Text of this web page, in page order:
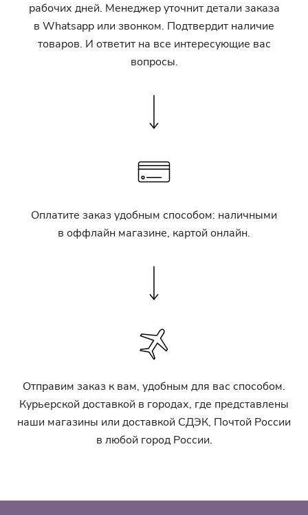
рабочих дней. Менеджер уточнит детали заказа
в Whatsapp или звонком. Подтвердит наличие
товаров. И ответит на все интересующие вас
вопросы.
Оплатите заказ удобным способом: наличными
в оффлайн магазине, картой онлайн.
Отправим заказ к вам, удобным для вас способом.
Курьерской доставкой в городах, где представлены
наши магазины или доставкой СДЭК, Почтой России
в любой город России.